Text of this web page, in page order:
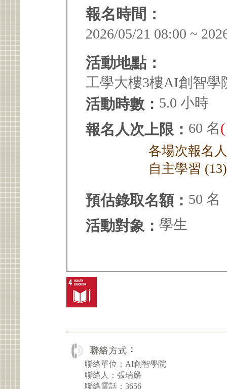
報名時間：
2026/05/21 08:00 ~
活動地點：
工學大樓3樓AI創智學
活動時數： 5.0 小時
報名人次上限： 60 名
各場次報名
自主學習
預估錄取名額： 50 名
活動對象： 學生
聯絡單位：AI創智學院
聯絡人：張瑞麟
聯絡電話：3656